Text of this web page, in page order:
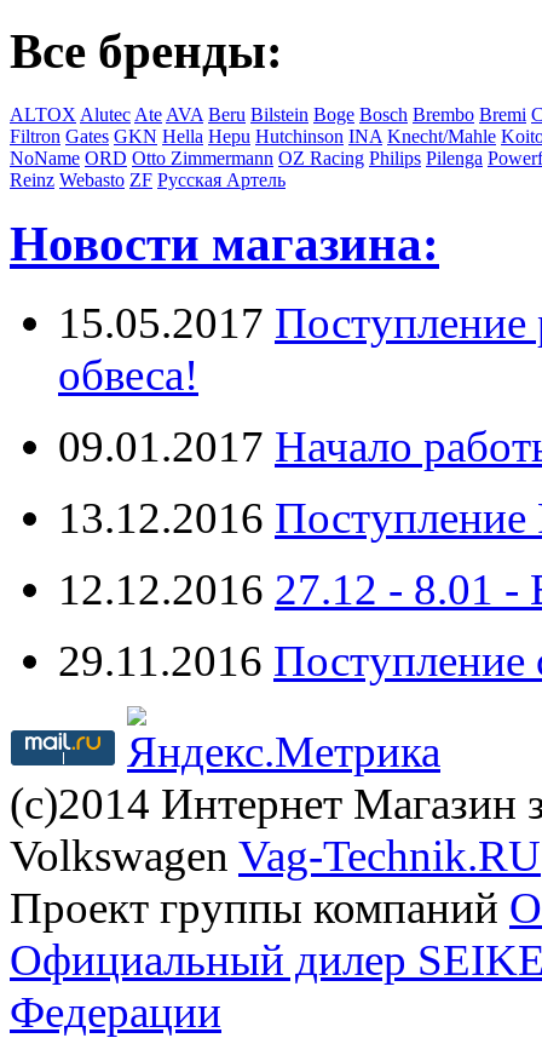
Все бренды:
ALTOX Alutec Ate AVA Beru Bilstein Boge Bosch Brembo Bremi
Filtron Gates GKN Hella Hepu Hutchinson INA Knecht/Mahle
NoName ORD Otto Zimmermann OZ Racing Philips Pilenga
Reinz Webasto ZF Русская Артель
Новости магазина:
15.05.2017 Поступление
обвеса!
09.01.2017 Начало
13.12.2016 Поступление
12.12.2016 27.12 -
29.11.2016 Поступление
(с)2014 Интернет Магазин
Volkswagen Vag-Technik.RU
Проект группы компаний
Официальный дилер
Федерации